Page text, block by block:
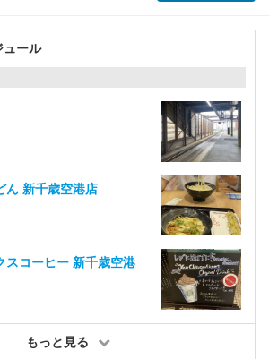
ュール
ん 新千歳空港店
スコーヒー 新千歳空港
もっと見る